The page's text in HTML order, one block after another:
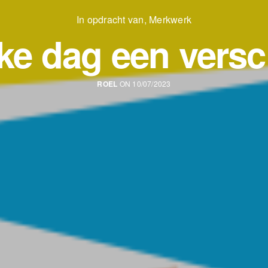
In opdracht van, Merkwerk
dag een
ROEL ON 10/07/2023